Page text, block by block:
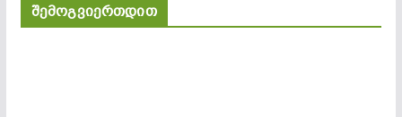
შემოგვიერთდით